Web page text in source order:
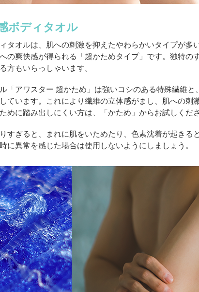
ボディタオル
タオルは、肌への刺激を抑えたやわらかいタイプが多
の爽快感が得られる「超かためタイプ」です。独特の
方もいらっしゃいます。
「 アワスター 超かため 」は強いコシのある特殊繊維と
ています。これにより繊維の立体感がまし、肌への刺
めに踏み出しにくい方は、「かため」からお試しくださ
すぎると、まれに肌をいためたり、色素沈着が起きる
に異常を感じた場合は使用しないようにしましょう。